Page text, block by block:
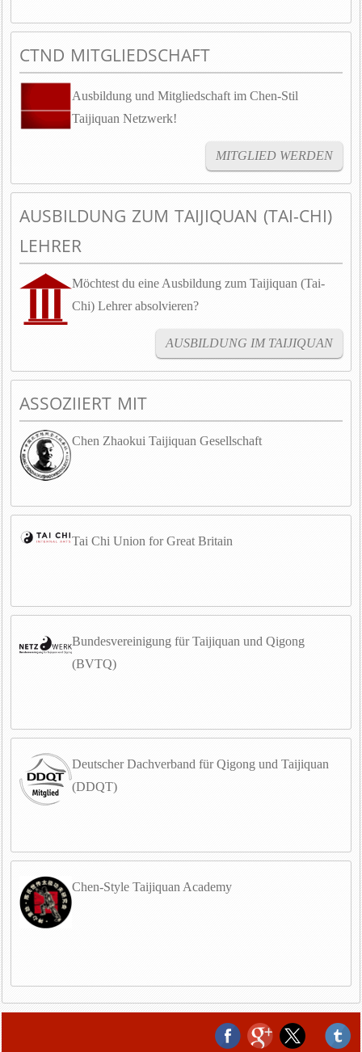
CTND MITGLIEDSCHAFT
Ausbildung und Mitgliedschaft im Chen-Stil
Taijiquan Netzwerk!
MITGLIED WERDEN
AUSBILDUNG ZUM TAIJIQUAN (TAI-CHI)
LEHRER
Möchtest du eine Ausbildung zum Taijiquan (Tai-
Chi) Lehrer absolvieren?
AUSBILDUNG IM TAIJIQUAN
ASSOZIIERT MIT
Chen Zhaokui Taijiquan Gesellschaft
Tai Chi Union for Great Britain
Bundesvereinigung für Taijiquan und Qigong
(BVTQ)
Deutscher Dachverband für Qigong und Taijiquan
(DDQT)
Chen-Style Taijiquan Academy